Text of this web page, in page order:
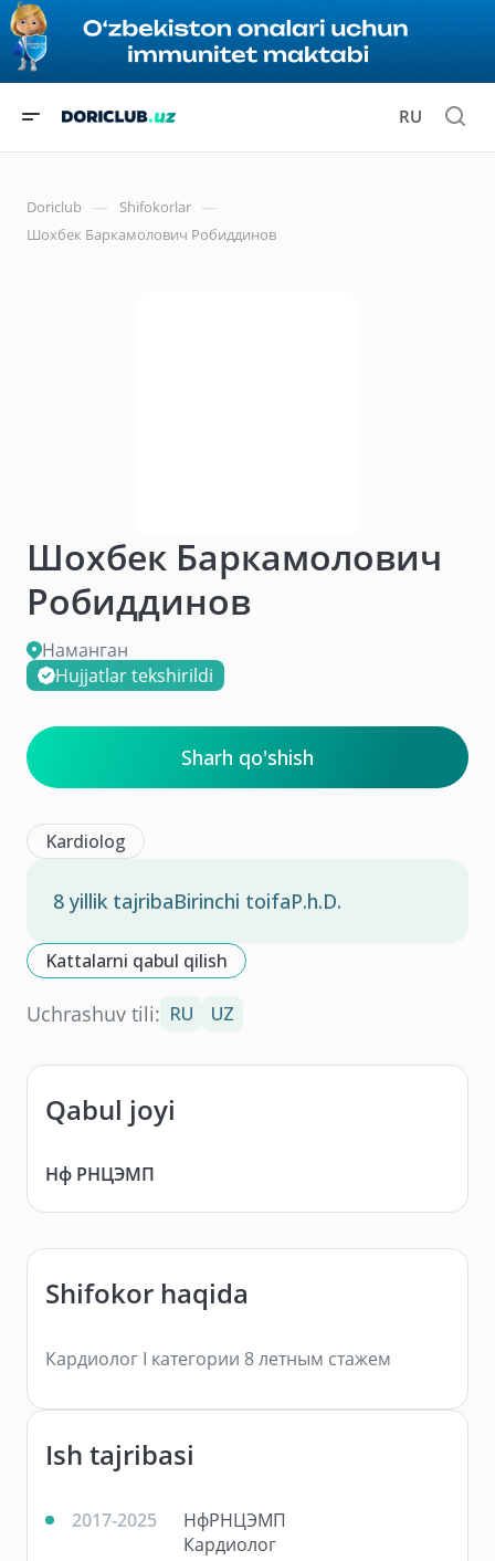
RU
Doriclub — Shifokorlar —
Шохбек Баркамолович Робиддинов
Шохбек Баркамолович
Робиддинов
Наманган
Hujjatlar tekshirildi
Sharh qo'shish
Kardiolog
8 yillik tajribaBirinchi toifaP.h.D.
Kattalarni qabul qilish
Uchrashuv tili: RU UZ
Qabul joyi
Нф РНЦЭМП
Shifokor haqida
Кардиолог I категории 8 летным стажем
Ish tajribasi
2017-2025
НфРНЦЭМП
Кардиолог